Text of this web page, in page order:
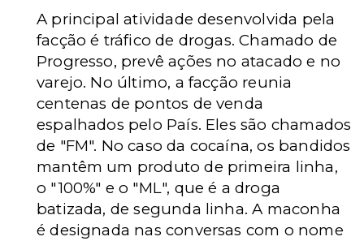
A principal atividade desenvolvida pela
facção é tráfico de drogas. Chamado de
Progresso, prevê ações no atacado e no
varejo. No último, a facção reunia
centenas de pontos de venda
espalhados pelo País. Eles são chamados
de "FM". No caso da cocaína, os bandidos
mantêm um produto de primeira linha,
o "100%" e o "ML", que é a droga
batizada, de segunda linha. A maconha
é designada nas conversas com o nome